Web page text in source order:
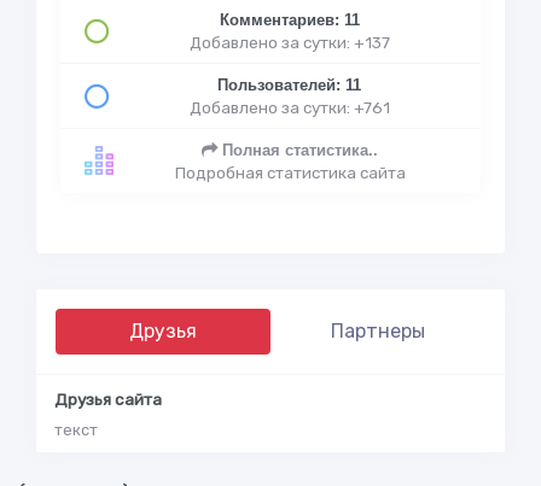
Комментариев: 11
Добавлено за сутки: +137
Пользователей: 11
Добавлено за сутки: +761
Полная статистика..
Подробная статистика сайта
Друзья Партнеры
Друзья сайта
текст